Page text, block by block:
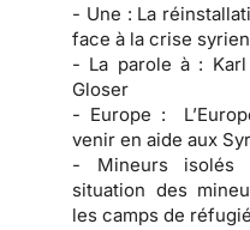
- Une : La
face à la crise
- La parole à :
Gloser
- Europe :
venir en aide aux
- Mineurs isolés
situation des
les camps de